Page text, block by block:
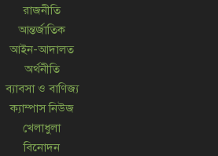
রাজনীতি
আন্তর্জাতিক
আইন-আদালত
অর্থনীতি
ব্যাবসা ও বাণিজ্য
ক্যাম্পাস নিউজ
খেলাধুলা
বিনোদন